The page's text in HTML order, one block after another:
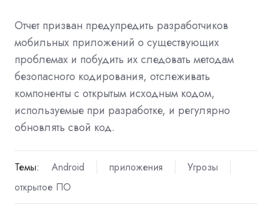
Отчет призван предупредить разработчиков
мобильных приложений о существующих
проблемах и побудить их следовать методам
безопасного кодирования, отслеживать
компоненты с открытым исходным кодом,
используемые при разработке, и регулярно
обновлять свой код.
Темы: Android приложения
Угрозы
открытое ПО